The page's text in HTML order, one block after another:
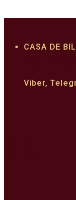
CASA DE
Viber,